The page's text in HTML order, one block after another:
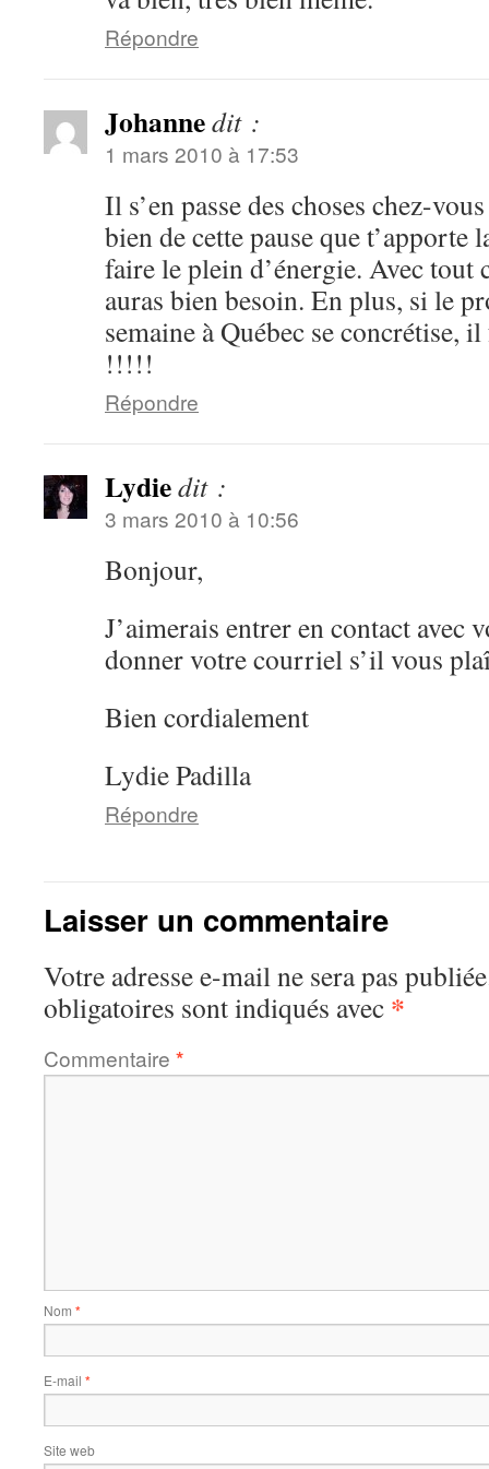
Répondre
Johannedit :
1 mars 2010 à 17:53
Il s’en passe des choses chez-
bien de cette pause que t’apporte
faire le plein d’énergie. Avec tout
auras bien besoin. En plus, si le
semaine à Québec se concrétise,
!!!!!
Répondre
Lydiedit :
3 mars 2010 à 10:56
Bonjour,
J’aimerais entrer en contact avec
donner votre courriel s’il vous
Bien cordialement
Lydie Padilla
Répondre
Laisser un commentaire
Votre adresse e-mail ne sera pas
obligatoires sont indiqués avec *
Commentaire *
Nom *
E-mail *
Site web